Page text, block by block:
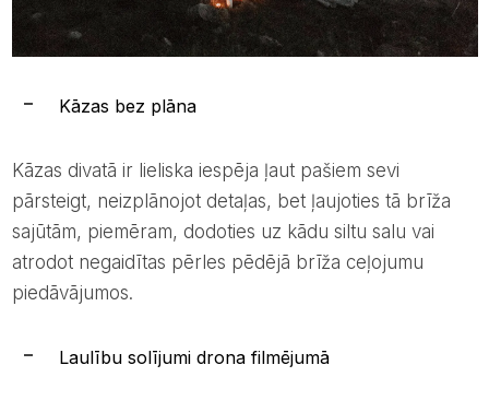
Kāzas bez plāna
Kāzas divatā ir lieliska iespēja ļaut pašiem sevi
pārsteigt, neizplānojot detaļas, bet ļaujoties tā brīža
sajūtām, piemēram, dodoties uz kādu siltu salu vai
atrodot negaidītas pērles pēdējā brīža ceļojumu
piedāvājumos.
Laulību solījumi drona filmējumā